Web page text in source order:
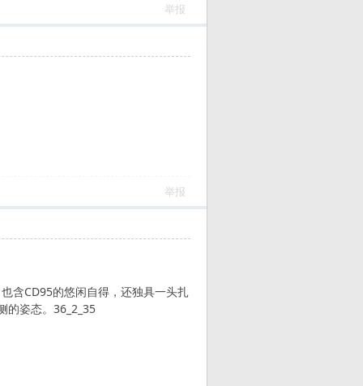
举报
举报
含CD95的悠闲自得，还独具一头扎
的姿态。36_2_35